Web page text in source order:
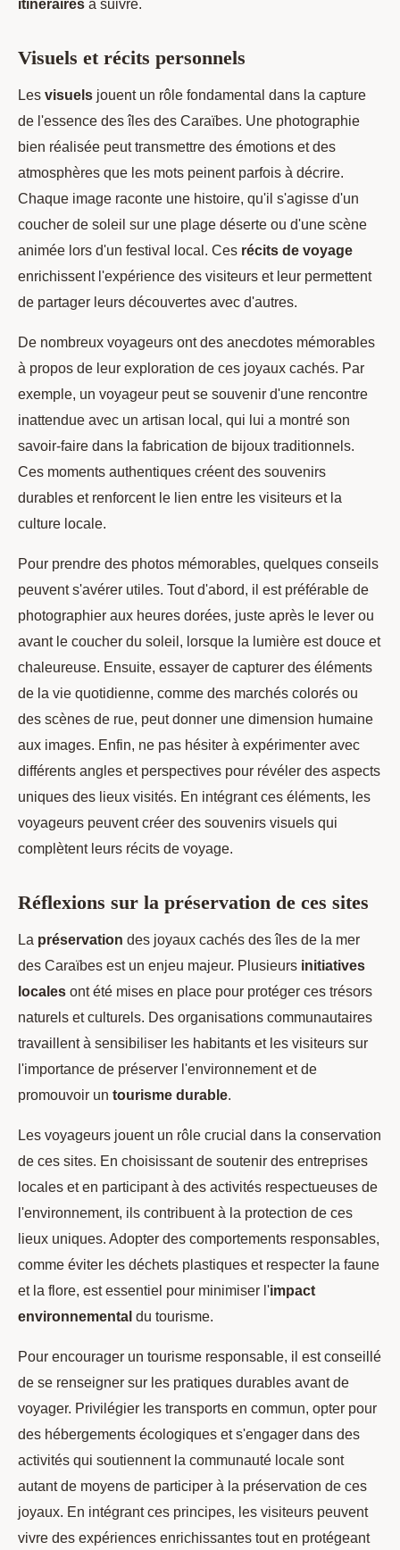
itinéraires à suivre.
Visuels et récits personnels
Les visuels jouent un rôle fondamental dans la capture
de l'essence des îles des Caraïbes. Une photographie
bien réalisée peut transmettre des émotions et des
atmosphères que les mots peinent parfois à décrire.
Chaque image raconte une histoire, qu'il s'agisse d'un
coucher de soleil sur une plage déserte ou d'une scène
animée lors d'un festival local. Ces récits de voyage
enrichissent l'expérience des visiteurs et leur permettent
de partager leurs découvertes avec d'autres.
De nombreux voyageurs ont des anecdotes mémorables
à propos de leur exploration de ces joyaux cachés. Par
exemple, un voyageur peut se souvenir d'une rencontre
inattendue avec un artisan local, qui lui a montré son
savoir-faire dans la fabrication de bijoux traditionnels.
Ces moments authentiques créent des souvenirs
durables et renforcent le lien entre les visiteurs et la
culture locale.
Pour prendre des photos mémorables, quelques conseils
peuvent s'avérer utiles. Tout d'abord, il est préférable de
photographier aux heures dorées, juste après le lever ou
avant le coucher du soleil, lorsque la lumière est douce et
chaleureuse. Ensuite, essayer de capturer des éléments
de la vie quotidienne, comme des marchés colorés ou
des scènes de rue, peut donner une dimension humaine
aux images. Enfin, ne pas hésiter à expérimenter avec
différents angles et perspectives pour révéler des aspects
uniques des lieux visités. En intégrant ces éléments, les
voyageurs peuvent créer des souvenirs visuels qui
complètent leurs récits de voyage.
Réflexions sur la préservation de ces sites
La préservation des joyaux cachés des îles de la mer
des Caraïbes est un enjeu majeur. Plusieurs initiatives
locales ont été mises en place pour protéger ces trésors
naturels et culturels. Des organisations communautaires
travaillent à sensibiliser les habitants et les visiteurs sur
l'importance de préserver l'environnement et de
promouvoir un tourisme durable.
Les voyageurs jouent un rôle crucial dans la conservation
de ces sites. En choisissant de soutenir des entreprises
locales et en participant à des activités respectueuses de
l'environnement, ils contribuent à la protection de ces
lieux uniques. Adopter des comportements responsables,
comme éviter les déchets plastiques et respecter la faune
et la flore, est essentiel pour minimiser l'impact
environnemental du tourisme.
Pour encourager un tourisme responsable, il est conseillé
de se renseigner sur les pratiques durables avant de
voyager. Privilégier les transports en commun, opter pour
des hébergements écologiques et s'engager dans des
activités qui soutiennent la communauté locale sont
autant de moyens de participer à la préservation de ces
joyaux. En intégrant ces principes, les visiteurs peuvent
vivre des expériences enrichissantes tout en protégeant